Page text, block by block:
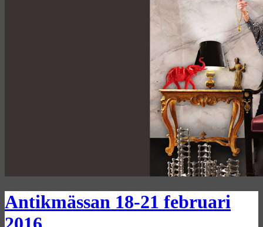
Antikmässan 18-21 februari